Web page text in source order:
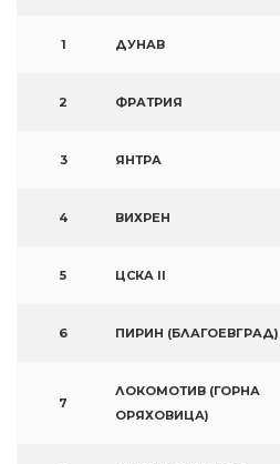
1 ДУНАВ
2 ФРАТРИЯ
3 ЯНТРА
4 ВИХРЕН
5 ЦСКА II
6 ПИРИН (БЛАГОЕВГРАД)
7
ЛОКОМОТИВ (ГОРНА
ОРЯХОВИЦА)